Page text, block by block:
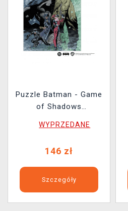
Puzzle Batman - Game
of Shadows
WYPRZEDANE
146 zł
Szczegóły